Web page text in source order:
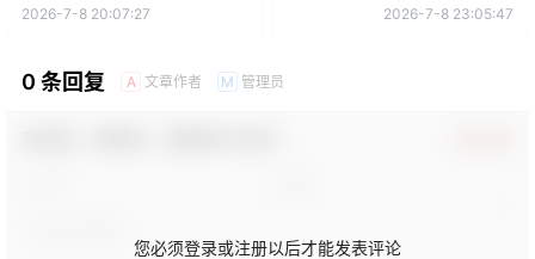
2026-7-8 20:07:27 2026-7-8 23:05:47
0 条回复 A 文章作者 M 管理员
您必须登录或注册以后才能发表评论